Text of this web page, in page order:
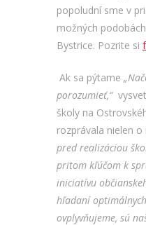
popoludní sme v
možných
Bystrice. Pozrite si
Ak sa pýtame
porozumieť,“
školy na
rozprávala nielen
pred realizáciou
pritom kľúčom k
iniciatívu
hľadaní
ovplyvňujeme, sú